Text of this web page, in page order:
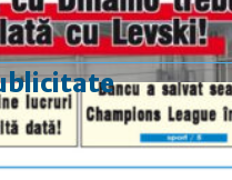
luni-vineri
9.00 - 17.00